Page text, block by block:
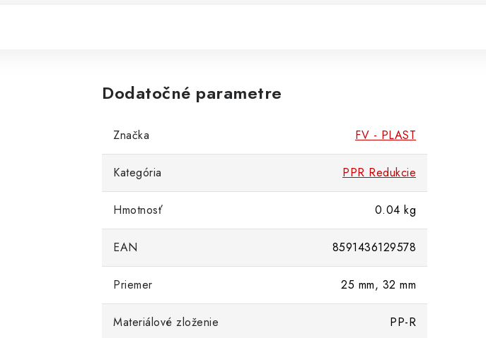
Dodatočné parametre
Značka FV - PLAST
Kategória PPR Redukcie
Hmotnosť 0.04 kg
EAN 8591436129578
Priemer 25 mm, 32 mm
Materiálové zloženie PP-R